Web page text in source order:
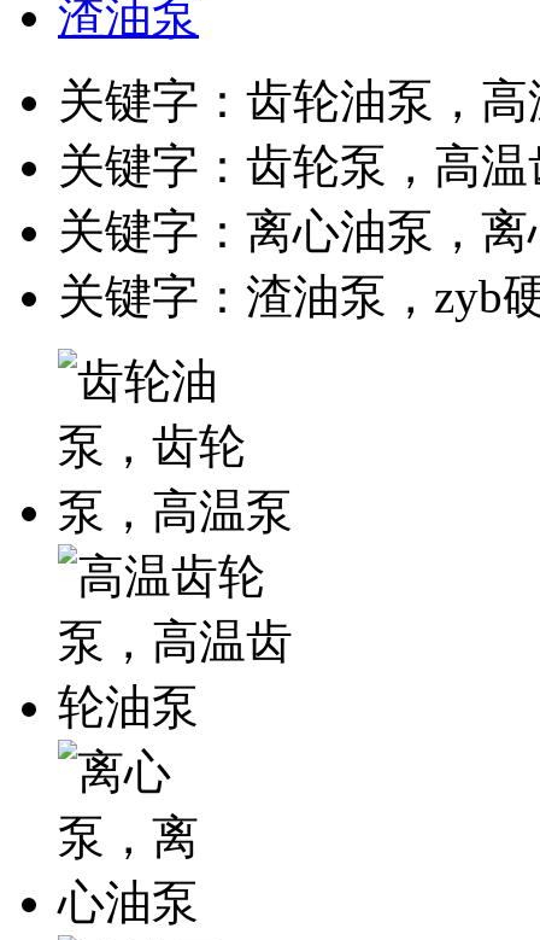
关键字：齿轮油泵，
关键字：齿轮泵，高
关键字：离心油泵，
关键字：渣油泵，zyb